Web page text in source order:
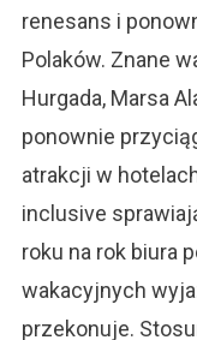
renesans i
Polaków. Znane
Hurgada, Marsa
ponownie
atrakcji w
inclusive
roku na rok biura
wakacyjnych
przekonuje.